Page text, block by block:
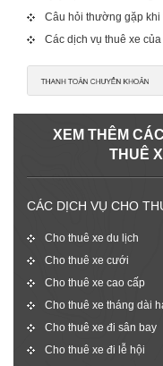
Câu hỏi thường gặp khi
Các dịch vụ thuê xe
XEM THÊM
THUÊ
CÁC DỊCH VỤ CHO
Cho thuê xe du lịch
Cho thuê xe cưới
Cho thuê xe cao cấp
Cho thuê xe tháng dài
Cho thuê xe đi sân bay
Cho thuê xe đi lễ hội